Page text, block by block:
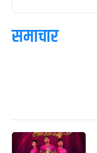
समाचार